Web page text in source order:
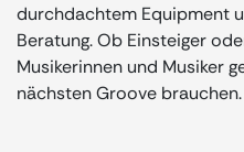
durchdachtem Equipment
Beratung. Ob Einsteiger
Musikerinnen und Musiker
nächsten Groove brauchen.